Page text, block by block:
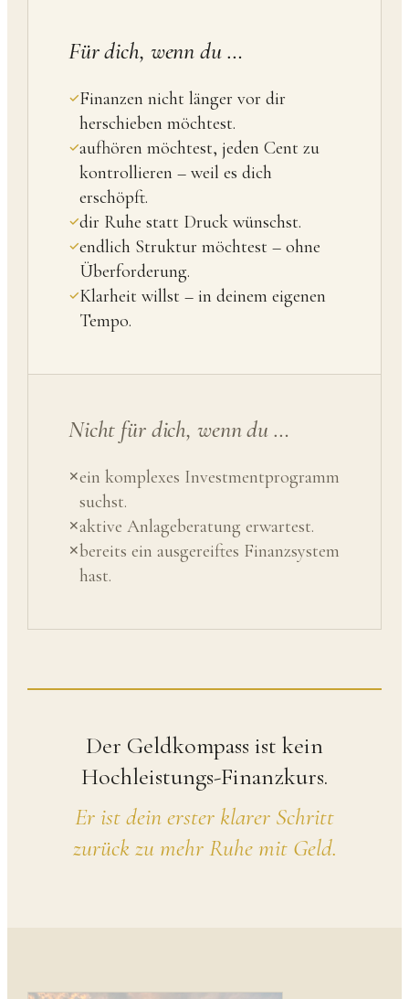
Für dich, wenn du …
✓Finanzen nicht länger vor dir
herschieben möchtest.
✓aufhören möchtest, jeden Cent zu
kontrollieren – weil es dich
erschöpft.
✓dir Ruhe statt Druck wünschst.
✓endlich Struktur möchtest – ohne
Überforderung.
✓Klarheit willst – in deinem eigenen
Tempo.
Nicht für dich, wenn du …
✕ein komplexes Investmentprogramm
suchst.
✕aktive Anlageberatung erwartest.
✕bereits ein ausgereiftes Finanzsystem
hast.
Der Geldkompass ist kein
Hochleistungs-Finanzkurs.
Er ist dein erster klarer Schritt
zurück zu mehr Ruhe mit Geld.